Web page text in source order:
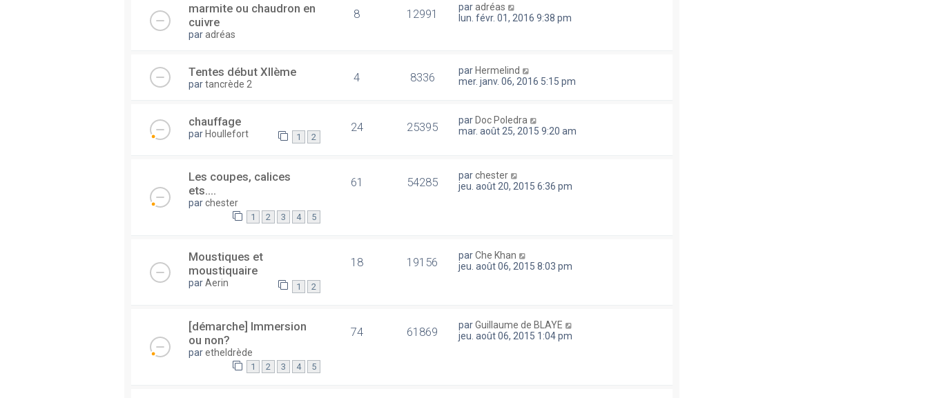
marmite ou chaudron en
cuivre
paradréas
8 12991 paradréas
lun. févr. 01, 2016 9:38 pm
Tentes début XIIème
partancrède 2 4 8336 par Hermelind
mer. janv. 06, 2016 5:15 pm
chauffage
par Houllefort 1 2
24 25395 par Doc Poledra
mar. août 25, 2015 9:20 am
Les coupes, calices
ets....
parchester
1 2 3 4 5
61 54285 parchester
jeu. août 20, 2015 6:36 pm
Moustiques et
moustiquaire
parAerin 1 2
18 19156 parChe Khan
jeu. août 06, 2015 8:03 pm
[démarche] Immersion
ou non?
paretheldrède
1 2 3 4 5
74 61869 parGuillaume de BLAYE
jeu. août 06, 2015 1:04 pm